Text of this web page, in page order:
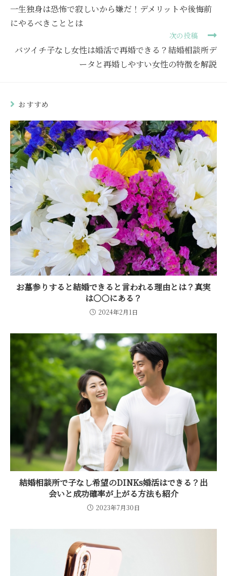
一生独身は恐怖で寂しいから嫌だ！デメリットや後悔前
にやるべきこととは
次の投稿
バツイチ子なし女性は婚活で再婚できる？結婚相談所デ
ータと再婚しやすい女性の特徴を解説
おすすめ
お墓参りすると結婚できると言われる理由とは？真実
は○○にある？
2024年2月1日
結婚相談所で子なし希望のDINKs婚活はできる？出
会いと成功確率が上がる方法も紹介
2023年7月30日